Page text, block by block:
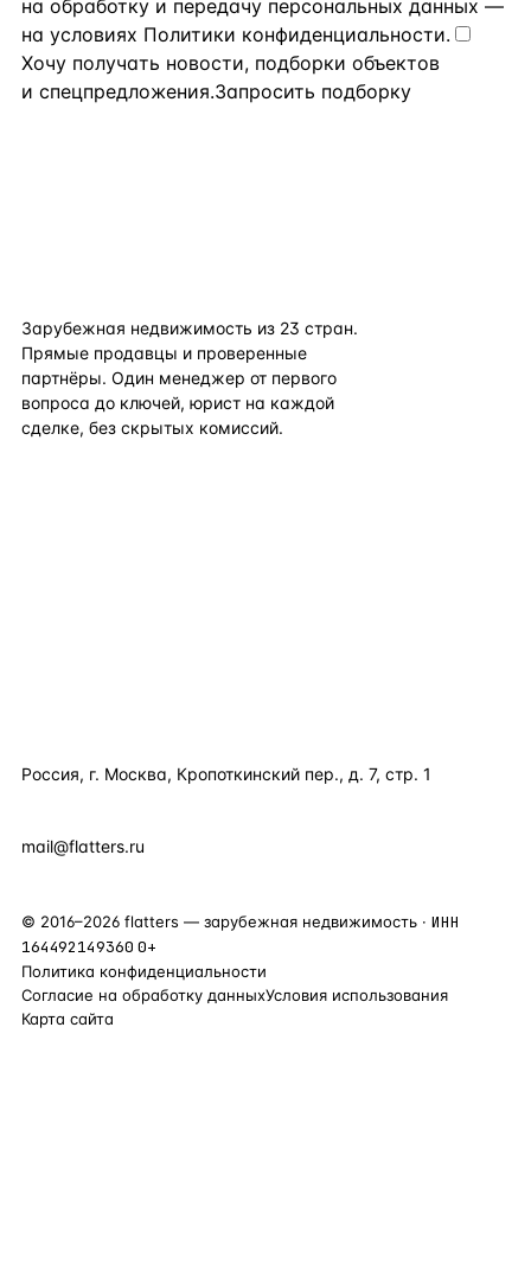
на обработку и передачу персональных данных —
на условиях Политики конфиденциальности.
Хочу получать новости, подборки объектов
и спецпредложения.Запросить подборку
Зарубежная недвижимость из 23 стран.
Прямые продавцы и проверенные
партнёры. Один менеджер от первого
вопроса до ключей, юрист на каждой
сделке, без скрытых комиссий.
Россия, г. Москва, Кропоткинский пер., д. 7, стр. 1
mail@flatters.ru
© 2016–2026 flatters — зарубежная недвижимость · ИНН
164492149360 0+
Политика конфиденциальности
Согласие на обработку данныхУсловия использования
Карта сайта